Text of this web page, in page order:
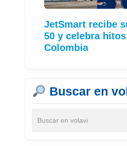
JetSmart recibe
50 y celebra
Colombia
Buscar en